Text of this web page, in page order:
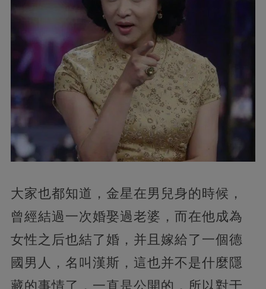
大家也都知道，金星在男兒身的時候，
曾經結過一次婚娶過老婆，而在他成為
女性之后也結了婚，并且嫁給了一個德
國男人，名叫漢斯，這也并不是什麼隱
藏的事情了，一直是公開的，所以對于